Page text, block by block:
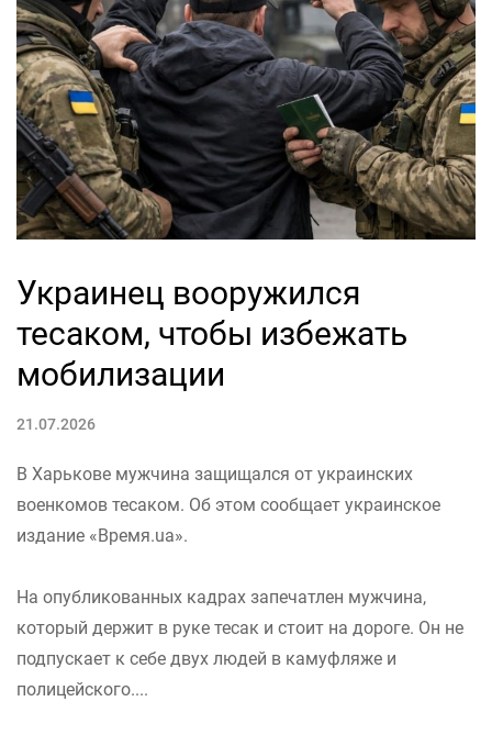
Украинец вооружился
тесаком, чтобы избежать
мобилизации
21.07.2026
В Харькове мужчина защищался от украинских
военкомов тесаком. Об этом сообщает украинское
издание «Время.ua».
На опубликованных кадрах запечатлен мужчина,
который держит в руке тесак и стоит на дороге. Он не
подпускает к себе двух людей в камуфляже и
полицейского....